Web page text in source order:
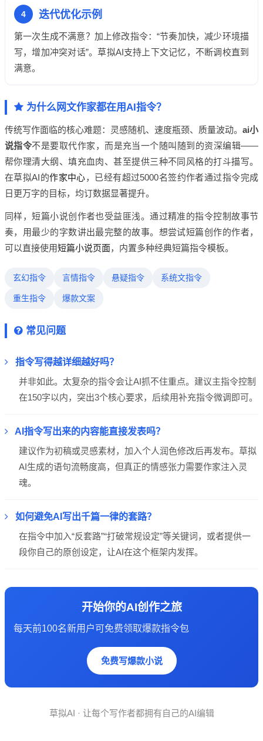
4 迭代优化示例
第一次生成不满意？加上修改指令：“节奏加快，减少环境描
写，增加冲突对话”。草拟AI支持上下文记忆，不断调校直到
满意。
为什么网文作家都在用AI指令？
传统写作面临的核心难题：灵感随机、速度瓶颈、质量波动。 ai小
说指令不是要取代作家，而是充当一个随叫随到的资深编辑——
帮你理清大纲、填充血肉、甚至提供三种不同风格的打斗描写。
在草拟AI的作家中心，已经有超过5000名签约作者通过指令完成
日更万字的目标，均订数据显著提升。
同样，短篇小说创作者也受益匪浅。通过精准的指令控制故事节
奏，用最少的字数讲出最完整的故事。想尝试短篇创作的作者，
可以直接使用短篇小说页面，内置多种经典短篇指令模板。
玄幻指令 言情指令 悬疑指令 系统文指令
重生指令 爆款文案
常见问题
指令写得越详细越好吗？
并非如此。太复杂的指令会让AI抓不住重点。建议主指令控制
在150字以内，突出3个核心要求，后续用补充指令微调即可。
AI指令写出来的内容能直接发表吗？
建议作为初稿或灵感素材，加入个人润色修改后再发布。草拟
AI生成的语句流畅度高，但真正的情感张力需要作家注入灵
魂。
如何避免AI写出千篇一律的套路？
在指令中加入“反套路”“打破常规设定”等关键词，或者提供一
段你自己的原创设定，让AI在这个框架内发挥。
开始你的AI创作之旅
每天前100名新用户可免费领取爆款指令包
免费写爆款小说
草拟AI · 让每个写作者都拥有自己的AI编辑